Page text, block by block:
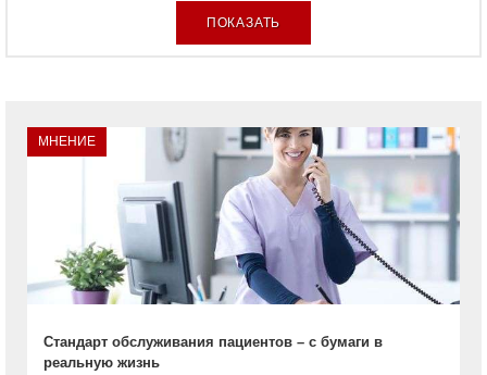
МНЕНИЕ
Стандарт обслуживания пациентов – с бумаги в
реальную жизнь